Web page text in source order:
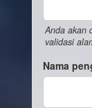
Anda akan
validasi
Nama